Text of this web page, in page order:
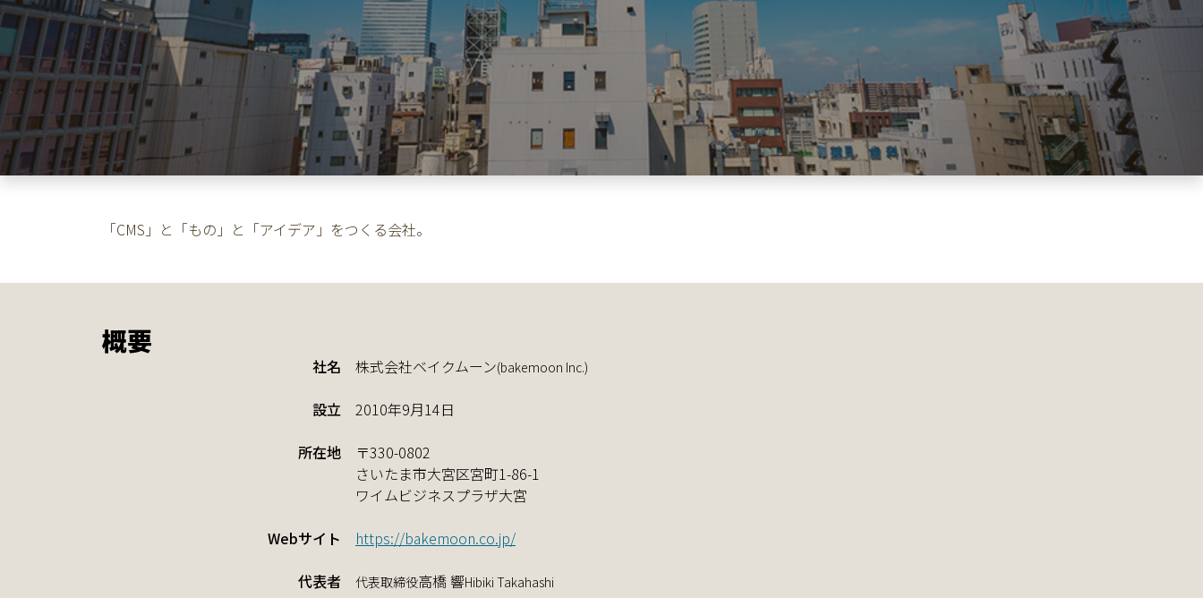
「CMS」と「もの」と「アイデア」をつくる会社。
概要
社名 株式会社ベイクムーン(bakemoon Inc.)
設立
2010年9月14日
所在地
〒330-0802
さいたま市大宮区宮町1-86-1
ワイムビジネスプラザ大宮
Webサイト
https://bakemoon.co.jp/
代表者
代表取締役高橋 響Hibiki Takahashi